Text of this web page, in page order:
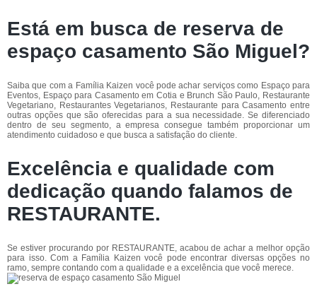
Está em busca de reserva de
espaço casamento São Miguel?
Saiba que com a Família Kaizen você pode achar serviços como Espaço para
Eventos, Espaço para Casamento em Cotia e Brunch São Paulo, Restaurante
Vegetariano, Restaurantes Vegetarianos, Restaurante para Casamento entre
outras opções que são oferecidas para a sua necessidade. Se diferenciado
dentro de seu segmento, a empresa consegue também proporcionar um
atendimento cuidadoso e que busca a satisfação do cliente.
Excelência e qualidade com
dedicação quando falamos de
RESTAURANTE.
Se estiver procurando por RESTAURANTE, acabou de achar a melhor opção
para isso. Com a Família Kaizen você pode encontrar diversas opções no
ramo, sempre contando com a qualidade e a excelência que você merece.